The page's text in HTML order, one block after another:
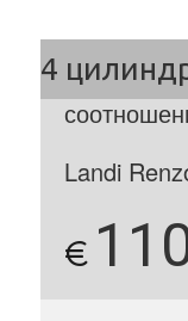
Landi
€